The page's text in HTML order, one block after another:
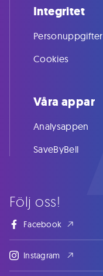
Följ oss!
Facebook
Instagram
Integritet
Personuppgifter
Cookies
Våra appar
Analysappen
SaveByBell